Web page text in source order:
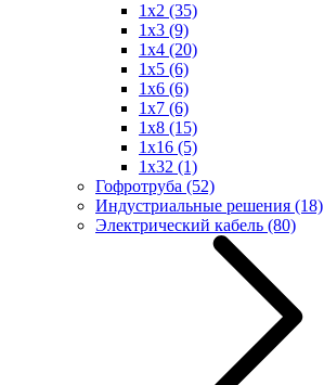
1x2 (35)
1x3 (9)
1x4 (20)
1x5 (6)
1x6 (6)
1x7 (6)
1x8 (15)
1x16 (5)
1x32 (1)
Гофротруба (52)
Индустриальные решения (18)
Электрический кабель (80)